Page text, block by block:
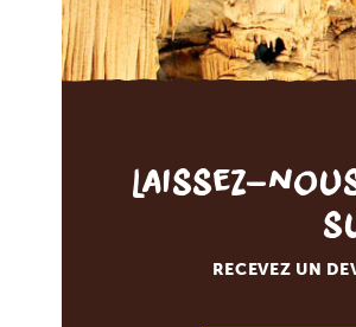
Laissez-
RECEVEZ UN